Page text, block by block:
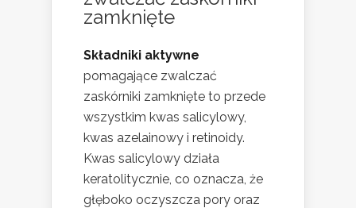
zamknięte
Składniki aktywne
pomagające zwalczać
zaskórniki zamknięte to przede
wszystkim kwas salicylowy,
kwas azelainowy i retinoidy.
Kwas salicylowy działa
keratolitycznie, co oznacza, że
głęboko oczyszcza pory oraz